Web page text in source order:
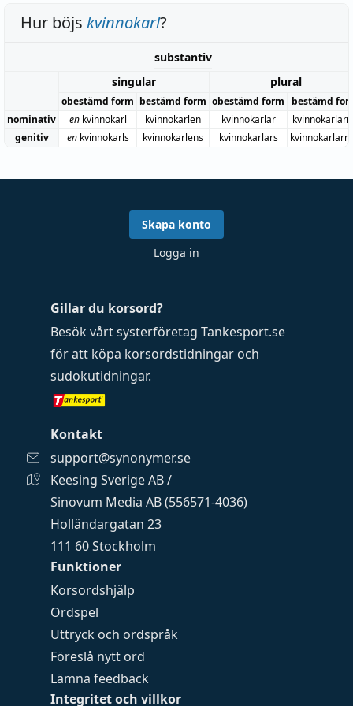
Hur böjs kvinnokarl?
substantiv
singular
plural
obestämd form bestämd form obestämd form
bestämd
nominativ
enkvinnokarl kvinnokarlen kvinnokarlar
genitiv
enkvinnokarls kvinnokarlens kvinnokarlars
Funktioner
Korsordshjälp
Ordspel
Uttryck och ordspråk
Föreslå nytt ord
Lämna feedback
Integritet och villkor
Gillar du korsord?
Besök vårt systerföretag Tankesport.se
för att köpa korsordstidningar och
sudokutidningar.
Kontakt
support@synonymer.se
Keesing Sverige AB /
Sinovum Media AB (556571-4036)
Holländargatan 23
111 60 Stockholm
Skapa konto
Logga in